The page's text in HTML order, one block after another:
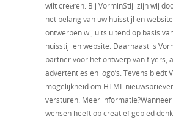
wilt creëren. Bij VorminStijl zijn wij
het belang van uw huisstijl en
ontwerpen wij uitsluitend op basis
huisstijl en website. Daarnaast is
partner voor het ontwerp van flyers,
advertenties en logo’s. Tevens biedt
mogelijkheid om HTML
versturen. Meer
wensen heeft op creatief gebied